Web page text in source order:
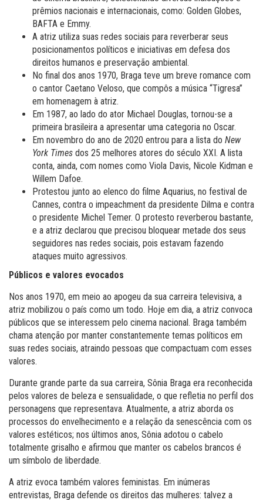
prêmios nacionais e internacionais, como: Golden Globes,
BAFTA e Emmy.
A atriz utiliza suas redes sociais para reverberar seus
posicionamentos políticos e iniciativas em defesa dos
direitos humanos e preservação ambiental.
No final dos anos 1970, Braga teve um breve romance com
o cantor Caetano Veloso, que compôs a música “Tigresa”
em homenagem à atriz.
Em 1987, ao lado do ator Michael Douglas, tornou-se a
primeira brasileira a apresentar uma categoria no Oscar.
Em novembro do ano de 2020 entrou para a lista do New
York Times dos 25 melhores atores do século XXI. A lista
conta, ainda, com nomes como Viola Davis, Nicole Kidman e
Willem Dafoe.
Protestou junto ao elenco do filme Aquarius, no festival de
Cannes, contra o impeachment da presidente Dilma e contra
o presidente Michel Temer. O protesto reverberou bastante,
e a atriz declarou que precisou bloquear metade dos seus
seguidores nas redes sociais, pois estavam fazendo
ataques muito agressivos.
Públicos e valores evocados
Nos anos 1970, em meio ao apogeu da sua carreira televisiva, a
atriz mobilizou o país como um todo. Hoje em dia, a atriz convoca
públicos que se interessem pelo cinema nacional. Braga também
chama atenção por manter constantemente temas políticos em
suas redes sociais, atraindo pessoas que compactuam com esses
valores.
Durante grande parte da sua carreira, Sônia Braga era reconhecida
pelos valores de beleza e sensualidade, o que refletia no perfil dos
personagens que representava. Atualmente, a atriz aborda os
processos do envelhecimento e a relação da senescência com os
valores estéticos; nos últimos anos, Sônia adotou o cabelo
totalmente grisalho e afirmou que manter os cabelos brancos é
um símbolo de liberdade.
A atriz evoca também valores feministas. Em inúmeras
entrevistas, Braga defende os direitos das mulheres: talvez a